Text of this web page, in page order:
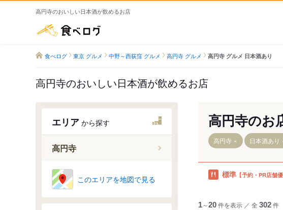
高円寺のおいしい日本酒が飲めるお店
食べログ 東京 グルメ 中野～西荻窪 グルメ 高円寺 グルメ 高円寺 グルメ 日本酒あり
高円寺のおいしい日本酒が飲めるお店
エリア から探す
高円寺
高円寺駅
新高円寺駅
このエリアを地図で見る
高円寺のお
高円寺 日本酒あり
標準 【予約・PR店舗
1～20件を表示 ／ 全 302件